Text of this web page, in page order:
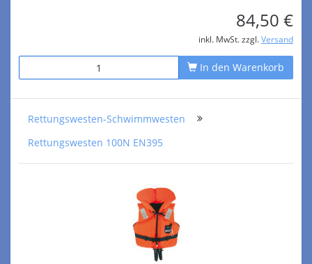
84,50 €
inkl. MwSt. zzgl. Versand
In den Warenkorb
Rettungswesten-Schwimmwesten
Rettungswesten 100N EN395